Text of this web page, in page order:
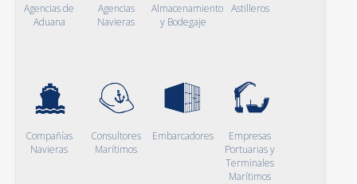
Agencias de
Aduana
Agencias
Navieras
Almacenamiento
y Bodegaje
Astilleros
Compañías
Navieras
Consultores
Marítimos
Embarcadores
Empresas
Portuarias y
Terminales
Marítimos